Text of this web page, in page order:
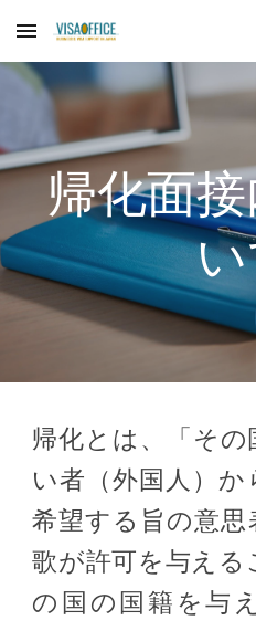
Skip to main content
帰化面
帰化とは、「そ
い者（外国人）
希望する旨の意
歌が許可を与え
の国の国籍を与